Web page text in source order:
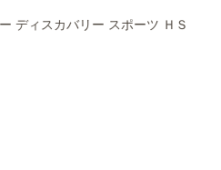
ディスカバリー スポーツ ＨＳ